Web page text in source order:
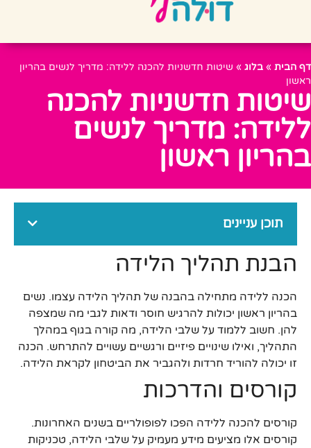
דף הבית » בלוג » שיטות חדשניות להכנה ללידה: מדריך לנשים בהריון
ראשון
שיטות חדשניות להכנה
ללידה: מדריך לנשים
בהריון ראשון
תוכן עניינים
הבנת תהליך הלידה
הכנה ללידה מתחילה בהבנה של תהליך הלידה עצמו. נשים
בהריון ראשון יכולות להרגיש חוסר ודאות לגבי מה שמצפה
להן. חשוב ללמוד על שלבי הלידה, מה קורה בגוף במהלך
התהליך, ואילו שינויים פיזיים ורגשיים עשויים להתרחש. הכנה
זו יכולה להוריד חרדות ולהגביר את הביטחון לקראת הלידה.
קורסים והדרכות
קורסים להכנה ללידה הפכו לפופולריים בשנים האחרונות.
קורסים אלו מציעים מידע מעמיק על שלבי הלידה, טכניקות